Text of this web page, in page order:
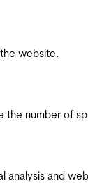
website.
number of
analysis and